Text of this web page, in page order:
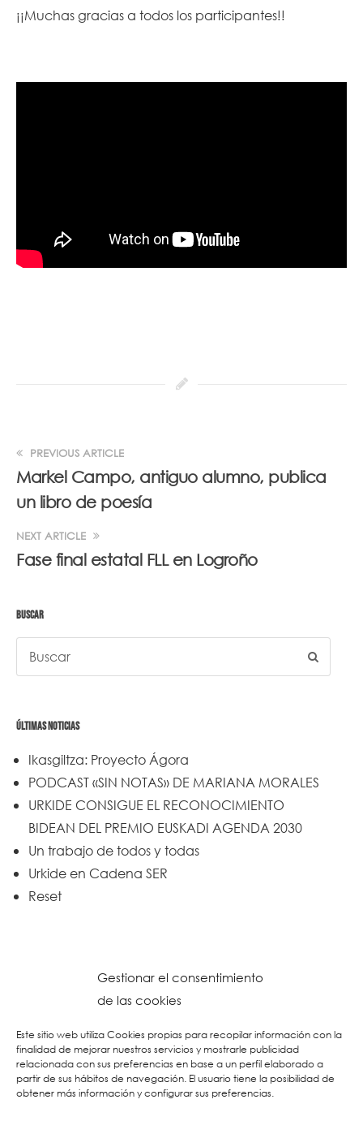
Gestionar el consentimiento
de las cookies
Este sitio web utiliza Cookies propias para recopilar información con la
finalidad de mejorar nuestros servicios y mostrarle publicidad
relacionada con sus preferencias en base a un perfil elaborado a
partir de sus hábitos de navegación. El usuario tiene la posibilidad de
obtener más información y configurar sus preferencias.
¡¡Muchas gracias a todos los participantes!!
PREVIOUS ARTICLE
Markel Campo, antiguo alumno, publica
un libro de poesía
NEXT ARTICLE
Fase final estatal FLL en Logroño
BUSCAR
ÚLTIMAS NOTICIAS
Ikasgiltza: Proyecto Ágora
PODCAST «SIN NOTAS» DE MARIANA MORALES
URKIDE CONSIGUE EL RECONOCIMIENTO
BIDEAN DEL PREMIO EUSKADI AGENDA 2030
Un trabajo de todos y todas
Urkide en Cadena SER
Reset